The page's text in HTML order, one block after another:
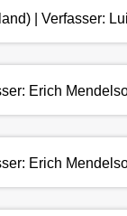
| Verfasser:
Erich
Erich